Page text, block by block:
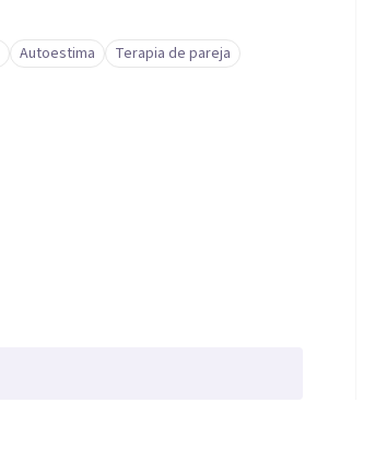
Autoestima Terapia de pareja